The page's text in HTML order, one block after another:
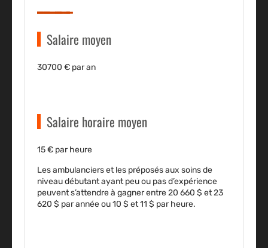
Salaire moyen
30700 € par an
Salaire horaire moyen
15 € par heure
Les ambulanciers et les préposés aux soins de
niveau débutant ayant peu ou pas d’expérience
peuvent s’attendre à gagner entre 20 660 $ et 23
620 $ par année ou 10 $ et 11 $ par heure.